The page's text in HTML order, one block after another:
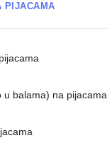
PIJACAMA
u balama) na pijacama